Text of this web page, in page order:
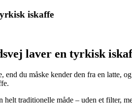
iskaffe
laver en tyrkisk
end du måske kender den fra en latte,
helt traditionelle måde – uden et filter,